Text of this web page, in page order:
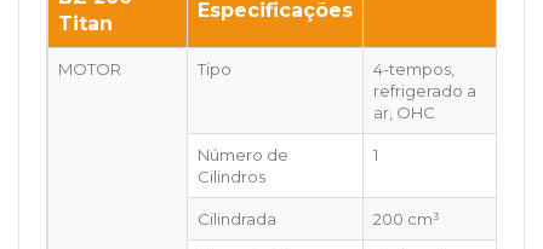
Titan
Especificações
MOTOR Tipo
4-tempos,
refrigerado a
ar, OHC
Número de
Cilindros
1
Cilindrada 200 cm³